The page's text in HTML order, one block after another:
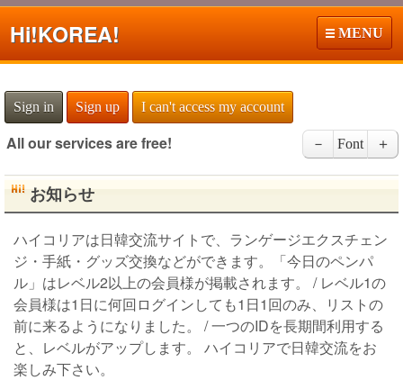
Hi!KOREA! MENU
Sign in Sign up I can't access my account
All our services are free! － Font ＋
お知らせ
ハイコリアは日韓交流サイトで、ランゲージエクスチェン
ジ・手紙・グッズ交換などができます。「今日のペンパ
ル」はレベル2以上の会員様が掲載されます。 / レベル1の
会員様は1日に何回ログインしても1日1回のみ、リストの
前に来るようになりました。 / 一つのIDを長期間利用する
と、レベルがアップします。 ハイコリアで日韓交流をお
楽しみ下さい。